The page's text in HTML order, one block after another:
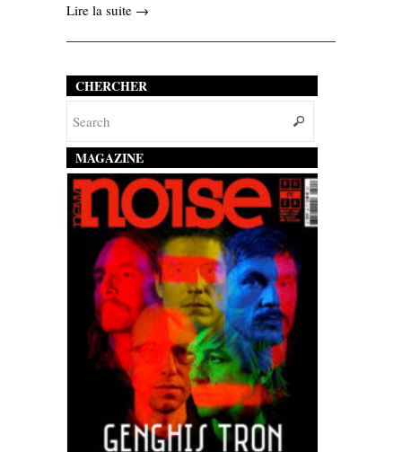
Lire la suite →
CHERCHER
MAGAZINE